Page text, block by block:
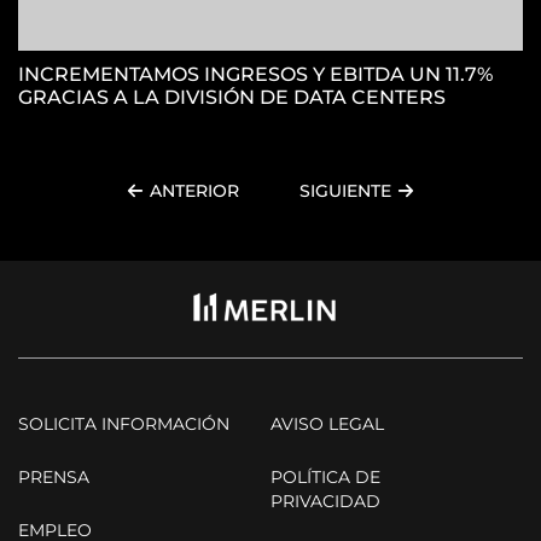
INCREMENTAMOS INGRESOS Y EBITDA UN 11.7%
GRACIAS A LA DIVISIÓN DE DATA CENTERS
ANTERIOR SIGUIENTE
SOLICITA INFORMACIÓN
PRENSA
EMPLEO
AVISO LEGAL
POLÍTICA DE
PRIVACIDAD